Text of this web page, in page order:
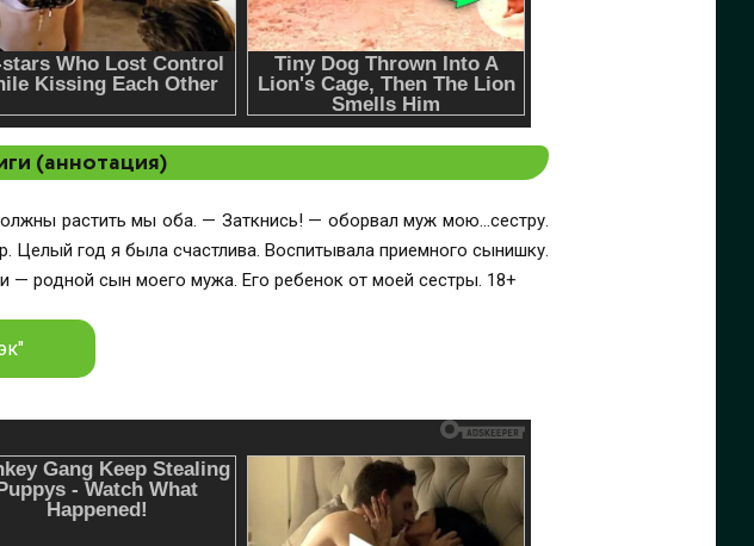
(аннотация)
растить мы оба. — Заткнись! — оборвал муж мою…сестру.
Целый год я была счастлива. Воспитывала приемного сынишку.
— родной сын моего мужа. Его ребенок от моей сестры. 18+